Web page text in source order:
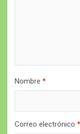
Nombre *
Correo electrónico *